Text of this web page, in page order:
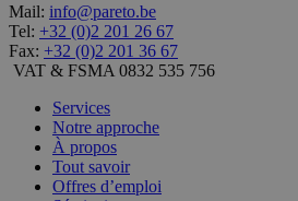
Mail: info@pareto.be
Tel: +32 (0)2 201 26 67
Fax: +32 (0)2 201 36 67
VAT & FSMA 0832 535 756
Services
Notre approche
À propos
Tout savoir
Offres d’emploi